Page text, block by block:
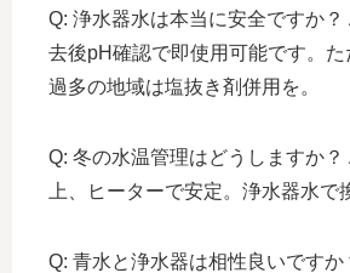
Q: 浄水器水は本当に安全ですか？
去後pH確認で即使用可能です。
過多の地域は塩抜き剤併用を。
Q: 冬の水温管理はどうしますか
上、ヒーターで安定。浄水器水で
Q: 青水と浄水器は相性良いですか